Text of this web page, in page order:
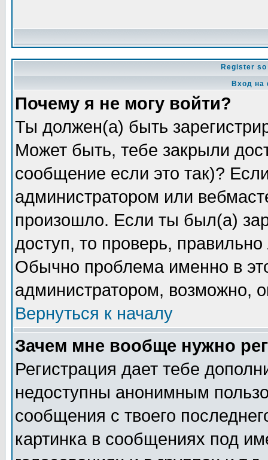
Register
Вход на
Почему я не могу войти?
Ты должен(а) быть
Может быть, тебе закрыли
сообщение если это так)?
администратором или
произошло. Если ты был(а)
доступ, то проверь,
Обычно проблема именно в
администратором, возможно,
Вернуться к началу
Зачем мне вообще нужно
Регистрация дает тебе
недоступны анонимным
сообщения с твоего
картинка в сообщениях под